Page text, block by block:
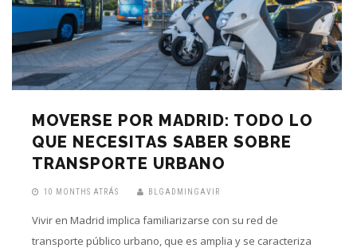
MOVERSE POR MADRID: TODO LO
QUE NECESITAS SABER SOBRE
TRANSPORTE URBANO
10 MONTHS ATRÁS BLGADMINGAVIR
Vivir en Madrid implica familiarizarse con su red de
transporte público urbano, que es amplia y se caracteriza